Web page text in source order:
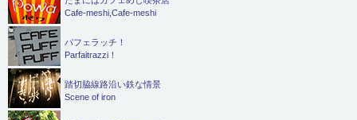
Cafe-meshi,Cafe-meshi
パフェラッチ！
Parfaitrazzi！
踏切脇線路沿い鉄な情景
Scene of iron